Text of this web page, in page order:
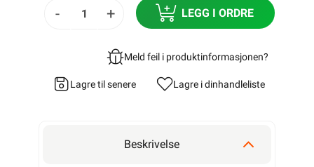
- + LEGG I ORDRE
Meld feil i produktinformasjonen?
Lagre til senere Lagre i dinhandleliste
Beskrivelse